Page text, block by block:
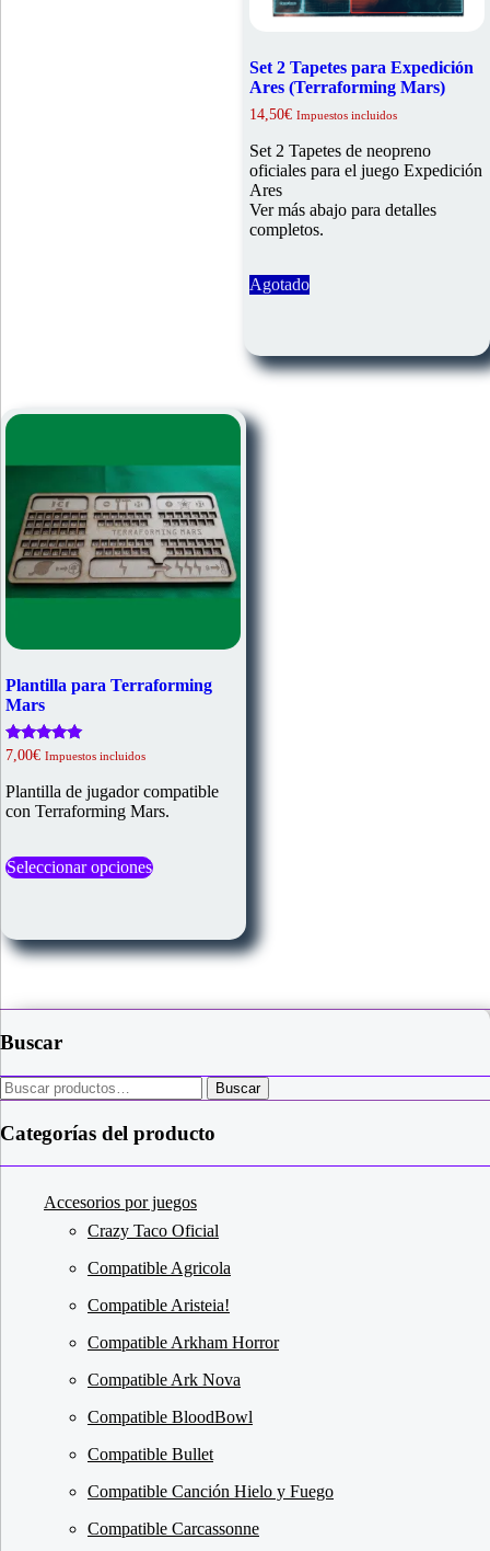
Set 2 Tapetes para Expedición
Ares (Terraforming Mars)
14,50€ Impuestos incluidos
Set 2 Tapetes de neopreno
oficiales para el juego Expedición
Ares
Ver más abajo para detalles
completos.
Agotado
Plantilla para Terraforming
Mars
Valorado
con
de 5
7,00€ Impuestos incluidos
Plantilla de jugador compatible
con Terraforming Mars.
Seleccionar opcionesproducto
Las
opciones
pueden
página
de
producto
Buscar
Buscar
por:
Buscar
Categorías del producto
Accesorios por juegos
Crazy Taco Oficial
Compatible Agricola
Compatible Aristeia!
Compatible Arkham Horror
Compatible Ark Nova
Compatible BloodBowl
Compatible Bullet
Compatible Canción Hielo y Fuego
Compatible Carcassonne